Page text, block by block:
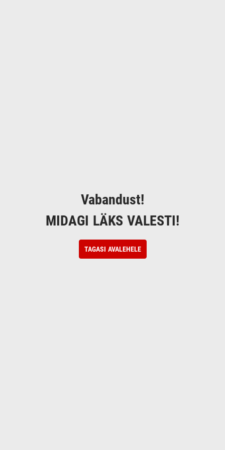
Vabandust!
MIDAGI LÄKS VALESTI!
TAGASI AVALEHELE